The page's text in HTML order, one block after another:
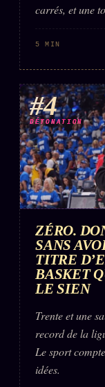
carrés, et une
5 MIN
#4
DÉTONATION
ZÉRO.
SANS
TITRE
BASKET
LE SIEN
Trente et une
record de la
Le sport
idées.